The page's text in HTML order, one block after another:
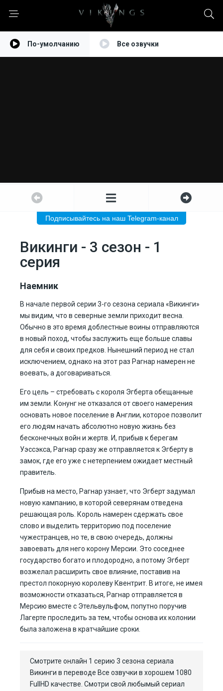
По-умолчанию Все озвучки
Подписывайтесь на наш Telegram-канал
Викинги - 3 сезон - 1
серия
Наемник
В начале первой серии 3-го сезона сериала «Викинги»
мы видим, что в северные земли приходит весна.
Обычно в это время доблестные воины отправляются
в новый поход, чтобы заслужить еще больше славы
для себя и своих предков. Нынешний период не стал
исключением, однако на этот раз Рагнар намерен не
воевать, а договариваться.
Его цель – стребовать с короля Эгберта обещанные
им земли. Конунг не отказался от своего намерения
основать новое поселение в Англии, которое позволит
его людям начать абсолютно новую жизнь без
бесконечных войн и жертв. И, прибыв к берегам
Уэссэкса, Рагнар сразу же отправляется к Эгберту в
замок, где его уже с нетерпением ожидает местный
правитель.
Прибыв на место, Рагнар узнает, что Эгберт задумал
новую кампанию, в которой северянам отведена
решающая роль. Король намерен сдержать свое
слово и выделить территорию под поселение
чужестранцев, но те, в свою очередь, должны
завоевать для него корону Мерсии. Это соседнее
государство богато и плодородно, а потому Эгберт
возжелал расширить свое влияние, поставив на
престол покорную королеву Квентрит. В итоге, не имея
возможности отказаться, Рагнар отправляется в
Мерсию вместе с Этельвульфом, попутно поручив
Лагерте проследить за тем, чтобы основа их колонии
была заложена в кратчайшие сроки.
Смотрите онлайн 1 серию 3 сезона сериала
Викинги в переводе Все озвучки в хорошем 1080
FullHD качестве. Смотри свой любымый сериал